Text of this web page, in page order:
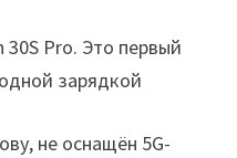
не оснащён 5G-